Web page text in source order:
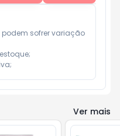
podem sofrer variação
Ver mais